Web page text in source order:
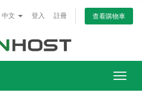
中文 登入 註冊 查看購物車